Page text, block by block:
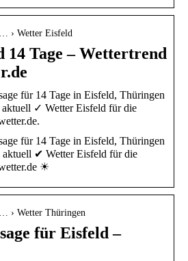
› Wetter Eisfeld
14 Tage – Wettertrend
für 14 Tage in Eisfeld, Thüringen
✓ Wetter Eisfeld für die
für 14 Tage in Eisfeld, Thüringen
✔ Wetter Eisfeld für die
☀
› Wetter Thüringen
für Eisfeld –